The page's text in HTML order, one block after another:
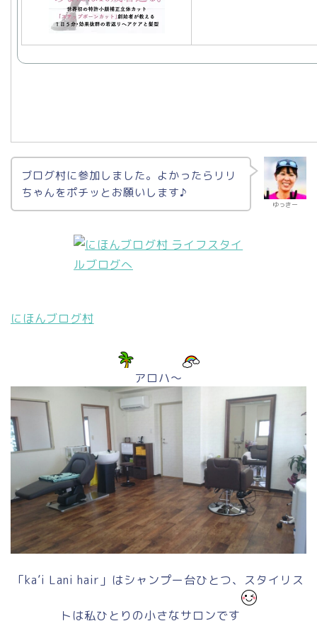
ゆっきー
ブログ村に参加しました。よかったらリリ
ちゃんをポチッとお願いします♪
にほんブログ村
アロハ～
「ka’i Lani hair」はシャンプー台ひとつ、スタイリス
トは私ひとりの小さなサロンです